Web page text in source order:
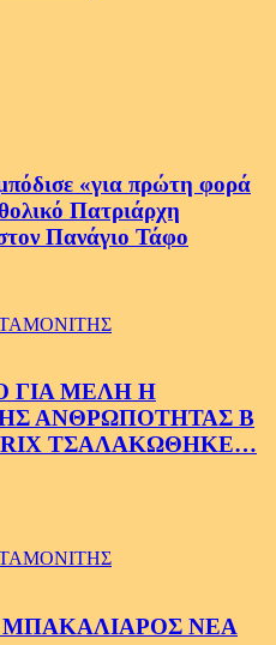
«για πρώτη φορά
Πατριάρχη
Πανάγιο Τάφο
ΜΕΛΗ Η
ΑΝΘΡΩΠΟΤΗΤΑΣ Β
ΤΣΑΛΑΚΩΘΗΚΕ…
ΝΕΑ